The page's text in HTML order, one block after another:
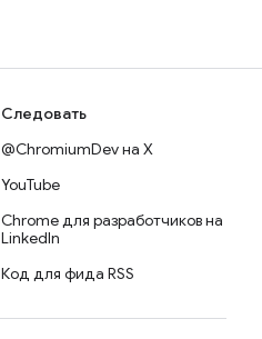
Следовать
@ChromiumDev на X
YouTube
Chrome для разработчиков на
LinkedIn
Код для фида RSS